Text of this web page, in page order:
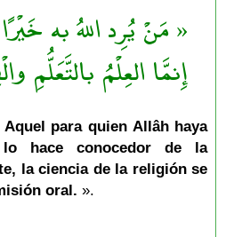
« مَنْ يُرِد اللهُ به
إِنمَّا العِلْمُ بالتَّعَلُّمِ
Aquel para quien Allâh haya
hace conocedor de la
la ciencia de la religión se
oral. ».